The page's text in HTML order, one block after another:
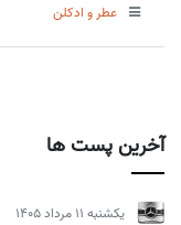
آخرین پست ها
يكشنبه 11 مرداد 1405
عطر و ادکلن